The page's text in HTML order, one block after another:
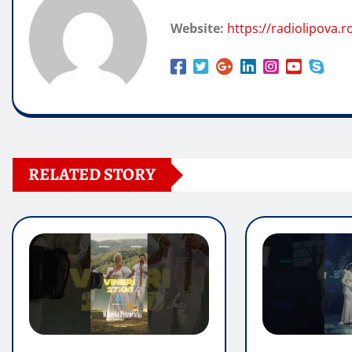
Website: https://
RELATED STORY